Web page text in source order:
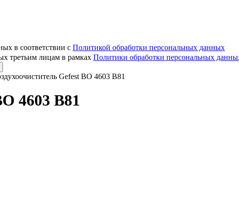
в соответствии с Политикой обработки персональных данных
третьим лицам в рамках Политики обработки персональных
Gefest ВО 4603 B81
4603 B81